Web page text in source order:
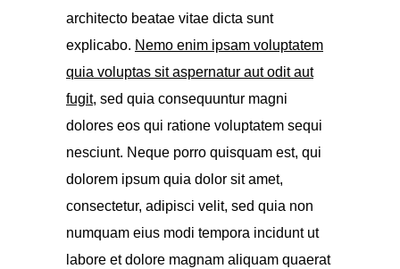
architecto beatae vitae dicta sunt
explicabo. Nemo enim ipsam voluptatem
quia voluptas sit aspernatur aut odit aut
fugit, sed quia consequuntur magni
dolores eos qui ratione voluptatem sequi
nesciunt. Neque porro quisquam est, qui
dolorem ipsum quia dolor sit amet,
consectetur, adipisci velit, sed quia non
numquam eius modi tempora incidunt ut
labore et dolore magnam aliquam quaerat